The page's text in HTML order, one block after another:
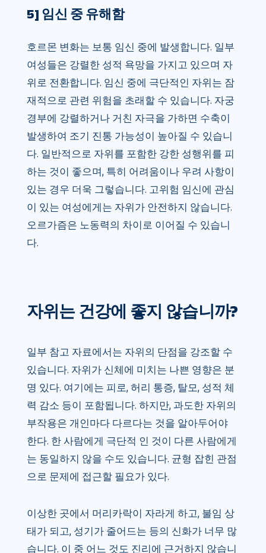
5] 임신 중 유해함
호르몬 변화는 보통 임신 중에 발생합니다. 일부
여성들은 강렬한 성적 욕망을 가지고 있으며 자
위로 전환합니다. 임신 중에 극단적인 자위는 잠
재적으로 관련 위험을 초래할 수 있습니다. 자궁
경부에 강렬하거나 거친 자극을 가하면 수축이
발생하여 조기 진통 가능성이 높아질 수 있습니
다. 일반적으로 자위를 포함한 강한 성행위를 피
하는 것이 좋으며, 특히 어려움이나 우려 사항이
있는 경우 더욱 그렇습니다. 고위험 임신에 관심
이 있는 여성에게는 자위가 안전하지 않습니다.
오르가즘은 노동력의 차이로 이어질 수 있습니
다.
자위는 건강에 좋지 않습니까?
일부 참고 자료에서는 자위의 단점을 강조할 수
있습니다. 자위가 신체에 미치는 나쁜 영향은 분
명 있다. 여기에는 피로, 허리 통증, 탈모, 성적 체
력 감소 등이 포함됩니다. 하지만, 과도한 자위의
부작용은 개인마다 다르다는 것을 알아두어야
한다. 한 사람에게 극단적 인 것이 다른 사람에게
는 동일하지 않을 수도 있습니다. 균형 잡힌 관점
으로 문제에 접근할 필요가 있다.
이상한 곳에서 머리카락이 자라게 하고, 불임 상
태가 되고, 성기가 줄어드는 등의 신화가 너무 많
습니다. 이 중 어느 것도 진리에 근거하지 않습니